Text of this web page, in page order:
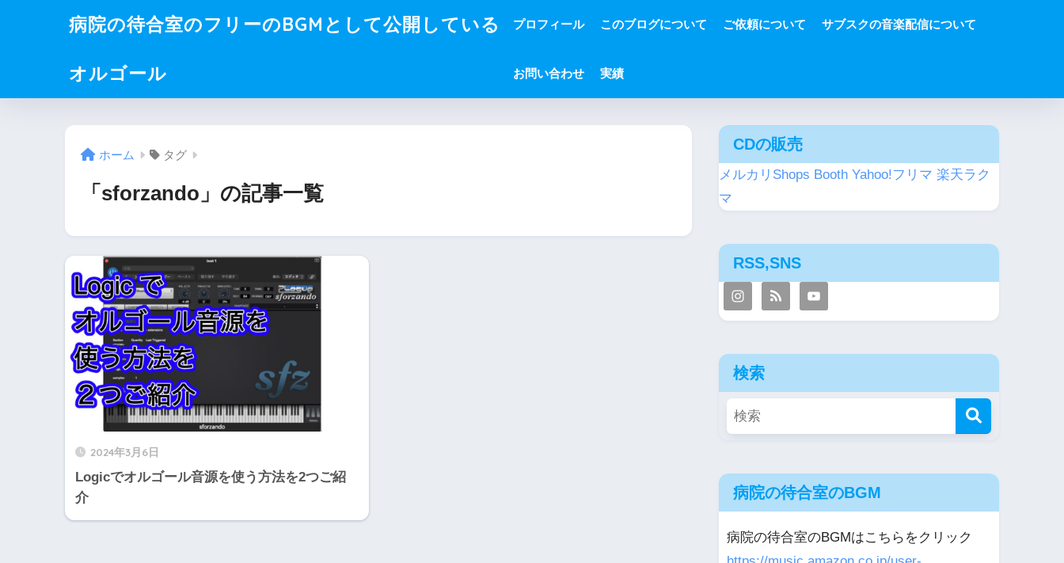
病院の待合室のフリーのBGMとして公開している
オルゴール
プロフィール このブログについて ご依頼について サブスクの音楽配信について
お問い合わせ 実績
ホーム タグ
「sforzando」の記事一覧
2024年3月6日
Logicでオルゴール音源を使う方法を2つご紹
介
CDの販売
メルカリShops Booth Yahoo!フリマ 楽天ラク
マ
RSS,SNS
検索
病院の待合室のBGM
病院の待合室のBGMはこちらをクリック